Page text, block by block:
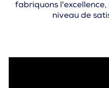
fabriquons
niveau de